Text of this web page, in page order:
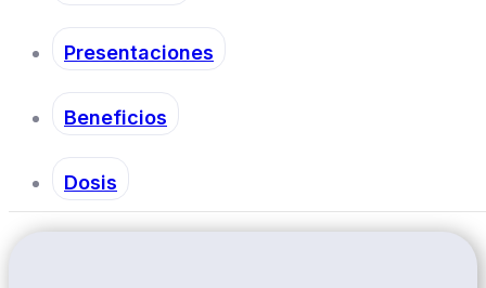
Presentaciones
Beneficios
Dosis